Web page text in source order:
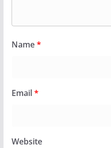
Name*
Email*
Website